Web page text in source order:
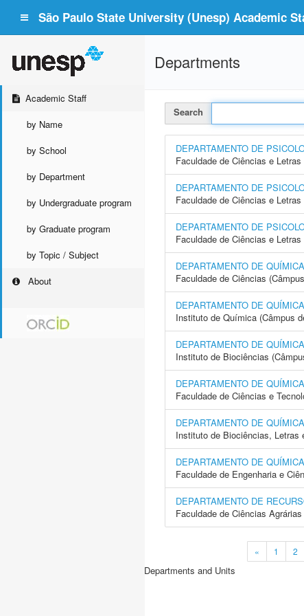
São Paulo State University (Unesp) Academic
Academic Staff
by Name
by School
by Department
by Undergraduate program
by Graduate program
by Topic / Subject
About
Departments
Search
DEPARTAMENTO DE
Faculdade de Ciências e
DEPARTAMENTO DE
Faculdade de Ciências e
DEPARTAMENTO DE
Faculdade de Ciências e
DEPARTAMENTO DE QUÍMICA
Faculdade de Ciências
DEPARTAMENTO DE
Instituto de Química (Câmpus
DEPARTAMENTO DE
Instituto de Biociências
DEPARTAMENTO DE
Faculdade de Ciências e
DEPARTAMENTO DE
Instituto de Biociências, Letras
DEPARTAMENTO DE
Faculdade de Engenharia e
DEPARTAMENTO DE
Faculdade de Ciências
« 1 2
Departments and Units